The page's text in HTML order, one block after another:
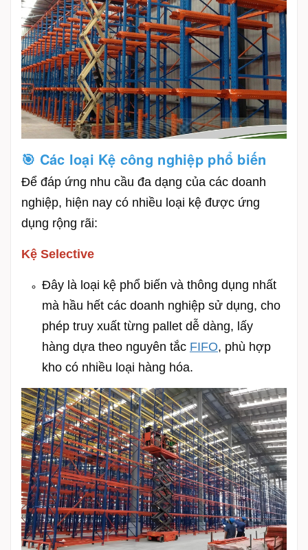
🎯 Các loại Kệ công nghiệp phổ biến
Để đáp ứng nhu cầu đa dạng của các doanh
nghiệp, hiện nay có nhiều loại kệ được ứng
dụng rộng rãi:
Kệ Selective
Đây là loại kệ phổ biến và thông dụng nhất
mà hầu hết các doanh nghiệp sử dụng, cho
phép truy xuất từng pallet dễ dàng, lấy
hàng dựa theo nguyên tắc FIFO, phù hợp
kho có nhiều loại hàng hóa.